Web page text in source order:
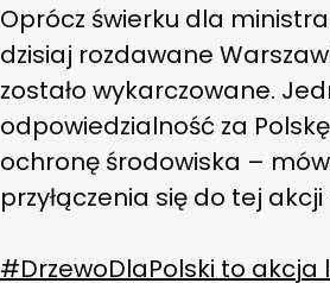
Oprócz świerku dla
dzisiaj rozdawane
zostało wykarczowane.
odpowiedzialność za
ochronę środowiska –
przyłączenia się do tej
#DrzewoDlaPolski to akcja